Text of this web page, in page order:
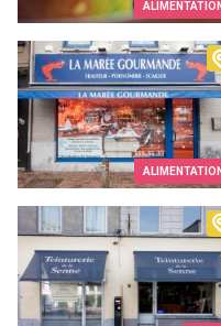
ALIMENTATION
ALIMENTATION
La Marée Gourmande
Teinturerie de la Senne